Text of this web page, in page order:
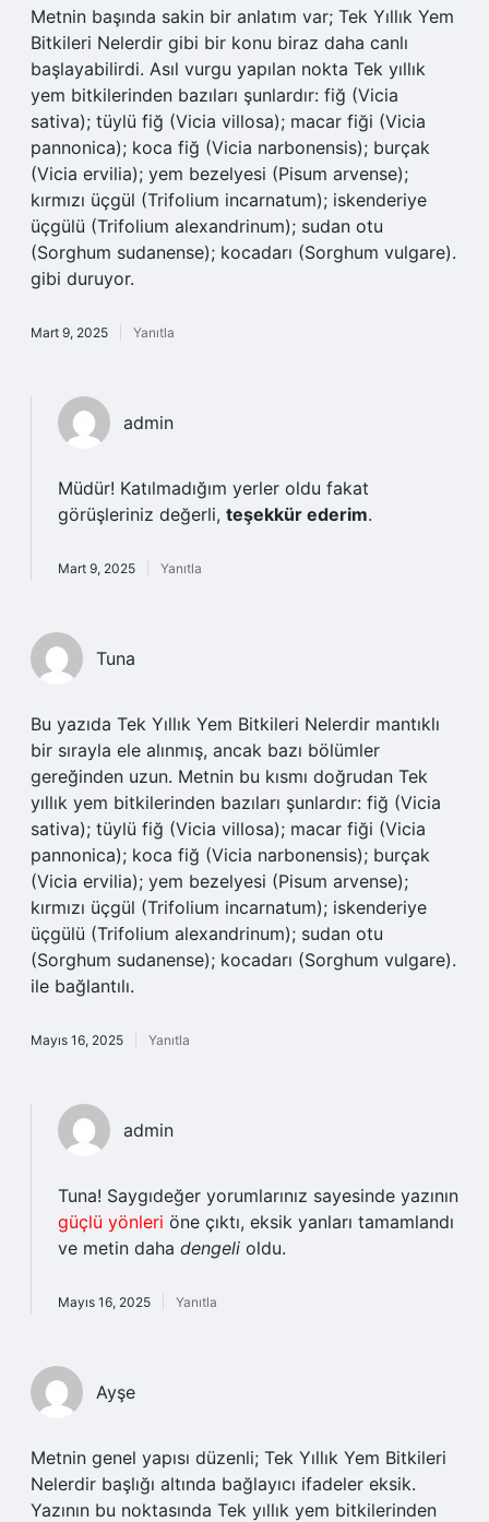
Metnin başında sakin bir anlatım var; Tek Yıllık Yem
Bitkileri Nelerdir gibi bir konu biraz daha canlı
başlayabilirdi. Asıl vurgu yapılan nokta Tek yıllık
yem bitkilerinden bazıları şunlardır: fiğ (Vicia
sativa); tüylü fiğ (Vicia villosa); macar fiği (Vicia
pannonica); koca fiğ (Vicia narbonensis); burçak
(Vicia ervilia); yem bezelyesi (Pisum arvense);
kırmızı üçgül (Trifolium incarnatum); iskenderiye
üçgülü (Trifolium alexandrinum); sudan otu
(Sorghum sudanense); kocadarı (Sorghum vulgare).
gibi duruyor.
Mart 9, 2025 Yanıtla
admin
Müdür! Katılmadığım yerler oldu fakat
görüşleriniz değerli, teşekkür ederim.
Mart 9, 2025 Yanıtla
Tuna
Bu yazıda Tek Yıllık Yem Bitkileri Nelerdir mantıklı
bir sırayla ele alınmış, ancak bazı bölümler
gereğinden uzun. Metnin bu kısmı doğrudan Tek
yıllık yem bitkilerinden bazıları şunlardır: fiğ (Vicia
sativa); tüylü fiğ (Vicia villosa); macar fiği (Vicia
pannonica); koca fiğ (Vicia narbonensis); burçak
(Vicia ervilia); yem bezelyesi (Pisum arvense);
kırmızı üçgül (Trifolium incarnatum); iskenderiye
üçgülü (Trifolium alexandrinum); sudan otu
(Sorghum sudanense); kocadarı (Sorghum vulgare).
ile bağlantılı.
Mayıs 16, 2025 Yanıtla
admin
Tuna! Saygıdeğer yorumlarınız sayesinde yazının
güçlü yönleri öne çıktı, eksik yanları tamamlandı
ve metin daha dengeli oldu.
Mayıs 16, 2025 Yanıtla
Ayşe
Metnin genel yapısı düzenli; Tek Yıllık Yem Bitkileri
Nelerdir başlığı altında bağlayıcı ifadeler eksik.
Yazının bu noktasında Tek yıllık yem bitkilerinden